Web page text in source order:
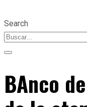
Search
BAnco